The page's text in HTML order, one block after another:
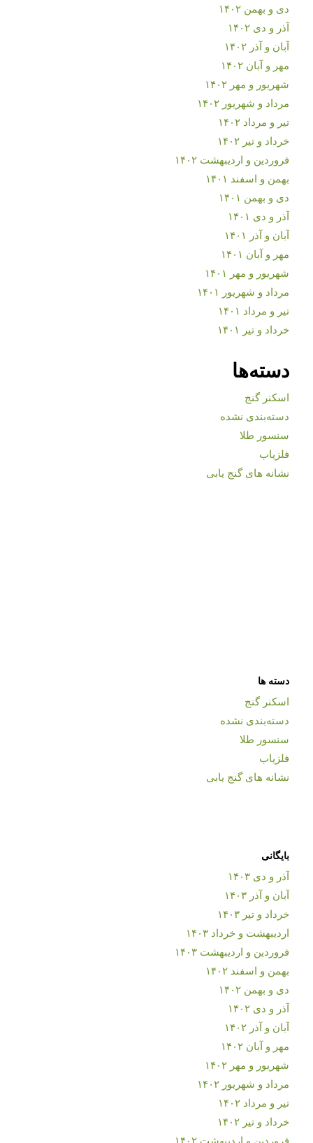
دی و بهمن ۱۴۰۲
آذر و دی ۱۴۰۲
آبان و آذر ۱۴۰۲
مهر و آبان ۱۴۰۲
شهریور و مهر ۱۴۰۲
مرداد و شهریور ۱۴۰۲
تیر و مرداد ۱۴۰۲
خرداد و تیر ۱۴۰۲
فروردین و اردیبهشت ۱۴۰۲
بهمن و اسفند ۱۴۰۱
دی و بهمن ۱۴۰۱
آذر و دی ۱۴۰۱
آبان و آذر ۱۴۰۱
مهر و آبان ۱۴۰۱
شهریور و مهر ۱۴۰۱
مرداد و شهریور ۱۴۰۱
تیر و مرداد ۱۴۰۱
خرداد و تیر ۱۴۰۱
دسته‌ها
اسکنر گنج
دسته‌بندی نشده
سنسور طلا
فلزیاب
نشانه های گنج یابی
دسته ها
اسکنر گنج
دسته‌بندی نشده
سنسور طلا
فلزیاب
نشانه های گنج یابی
بایگانی
آذر و دی ۱۴۰۳
آبان و آذر ۱۴۰۳
خرداد و تیر ۱۴۰۳
اردیبهشت و خرداد ۱۴۰۳
فروردین و اردیبهشت ۱۴۰۳
بهمن و اسفند ۱۴۰۲
دی و بهمن ۱۴۰۲
آذر و دی ۱۴۰۲
آبان و آذر ۱۴۰۲
مهر و آبان ۱۴۰۲
شهریور و مهر ۱۴۰۲
مرداد و شهریور ۱۴۰۲
تیر و مرداد ۱۴۰۲
خرداد و تیر ۱۴۰۲